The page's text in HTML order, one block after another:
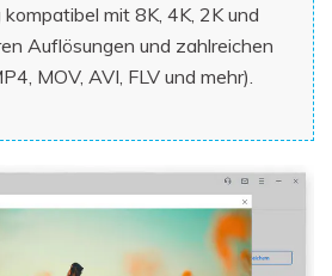
mit 8K, 4K, 2K und
Auflösungen und zahlreichen
MOV, AVI, FLV und mehr).